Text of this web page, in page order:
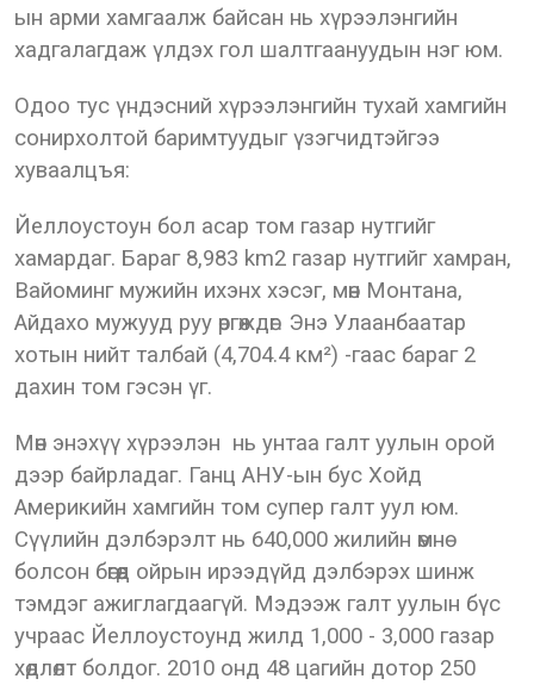
ын арми хамгаалж байсан нь хүрээлэнгийн
хадгалагдаж үлдэх гол шалтгаануудын нэг юм.
Одоо тус үндэсний хүрээлэнгийн тухай хамгийн
сонирхолтой баримтуудыг үзэгчидтэйгээ
хуваалцъя:
Йеллоустоун бол асар том газар нутгийг
хамардаг. Бараг 8,983 km2 газар нутгийг хамран,
Вайоминг мужийн ихэнх хэсэг, мөн Монтана,
Айдахо мужууд руу өргөждөг. Энэ Улаанбаатар
хотын нийт талбай (4,704.4 км²) -гаас бараг 2
дахин том гэсэн үг.
Мөн энэхүү хүрээлэн нь унтаа галт уулын орой
дээр байрладаг. Ганц АНУ-ын бус Хойд
Америкийн хамгийн том супер галт уул юм.
Сүүлийн дэлбэрэлт нь 640,000 жилийн өмнө
болсон бөгөөд ойрын ирээдүйд дэлбэрэх шинж
тэмдэг ажиглагдаагүй. Мэдээж галт уулын бүс
учраас Йеллоустоунд жилд 1,000 - 3,000 газар
хөдлөлт болдог. 2010 онд 48 цагийн дотор 250